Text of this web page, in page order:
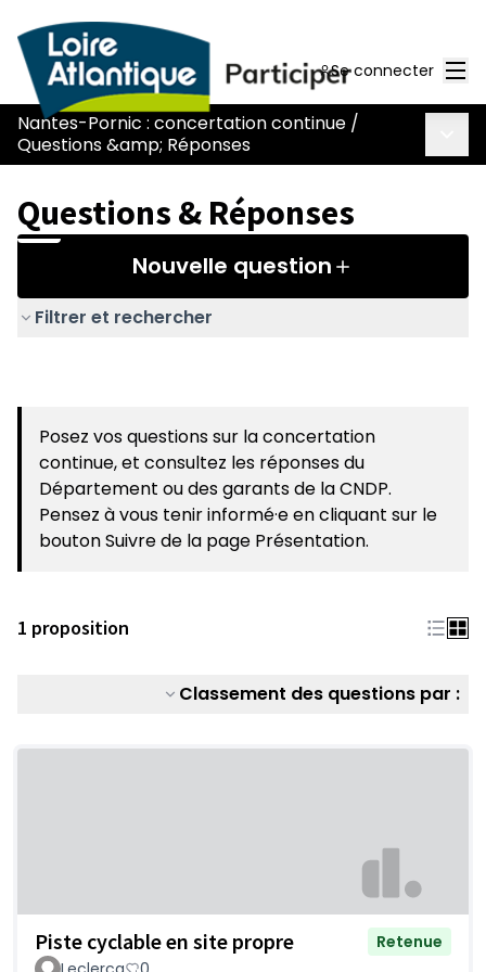
Se connecter
Nantes-Pornic : concertation continue /
Questions &amp; Réponses
Questions & Réponses
Nouvelle question
Filtrer et rechercher
Posez vos questions sur la concertation
continue, et consultez les réponses du
Département ou des garants de la CNDP.
Pensez à vous tenir informé·e en cliquant sur le
bouton Suivre de la page Présentation.
1 proposition
Classement des questions par :
Piste cyclable en site propre
Retenue